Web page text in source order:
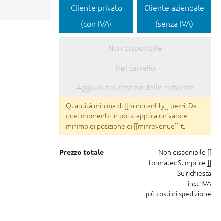
Cliente privato
(con IVA)
Cliente aziendale
(senza IVA)
Non disponibile
Nel carrello
Aggiuni nel cestino delle richieste
Quantità minima di [[minquantity]] pezzi. Da
quel momento in poi si applica un valore
minimo di posizione di [[minrevenue]] €.
Prezzo totale Non disponibile [[
formatedSumprice ]]
Su richiesta
incl. IVA
più costi di spedizione